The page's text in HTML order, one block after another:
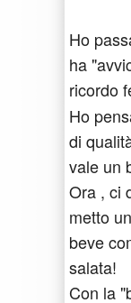
Ho
ha
ricordo
Ho
di
vale un
Ora , ci
metto
beve
salata!
Con la